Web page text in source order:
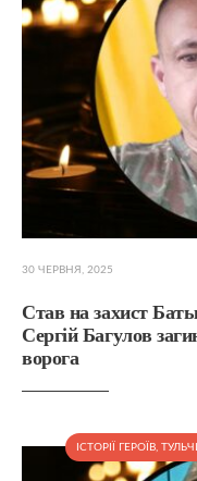
30 ЧЕРВНЯ, 2025
Став на захист
Сергій Багулов
ворога
ІСТОРІЇ ГЕРОЇВ,